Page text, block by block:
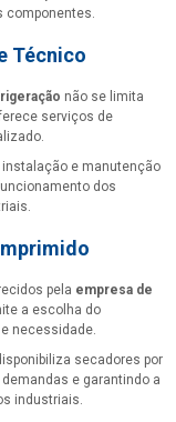
componentes.
Técnico
não se limita
serviços de
instalação e manutenção
dos
pela empresa de
a escolha do
necessidade.
secadores por
e garantindo a
industriais.